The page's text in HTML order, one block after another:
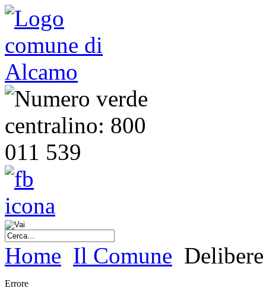
Home Il Comune
Errore